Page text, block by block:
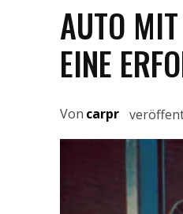
AUTO
EINE
Von carpr